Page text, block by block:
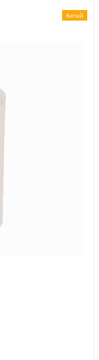
Китай